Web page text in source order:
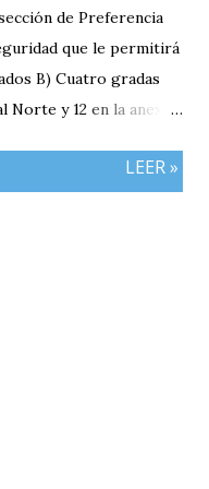
de Preferencia
que le permitirá
B) Cuatro gradas
y 12 en la anexa
independiente será
LEER »